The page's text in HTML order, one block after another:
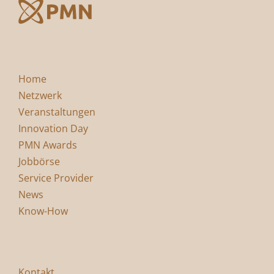
Home
Netzwerk
Veranstaltungen
Innovation Day
PMN Awards
Jobbörse
Service Provider
News
Know-How